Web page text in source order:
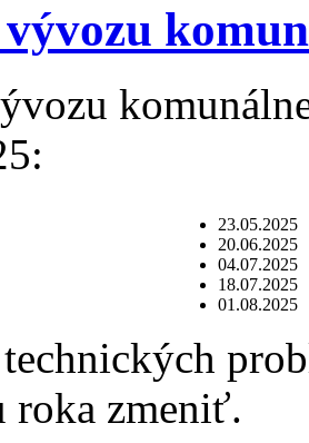
23.05.2025
20.06.2025
04.07.2025
18.07.2025
01.08.2025
roka zmeniť.